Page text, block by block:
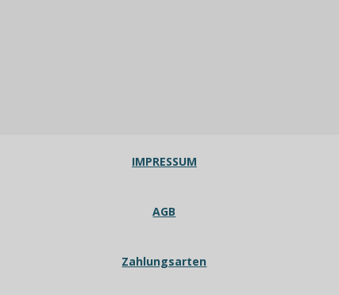
IMPRESSUM
AGB
Zahlungsarten